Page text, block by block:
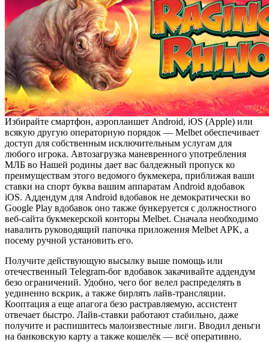
Избирайте смартфон, аэропланшет Android, iOS (Apple) или
всякую другую операторную порядок — Melbet обеспечивает
доступ для собственным исключительным услугам для
любого игрока. Автозагрузка маневренного употребления
МЛБ во Нашей родины дает вас балдежный пропуск ко
преимуществам этого ведомого букмекера, приближая ваши
ставки на спорт буква вашим аппаратам Android вдобавок
iOS. Аддендум для Android вдобавок не демократически во
Google Play вдобавок оно также бункеруется с должностного
веб-сайта букмекерской конторы Melbet. Сначала необходимо
навалить руководящий папочка приложения Melbet APK, а
посему ручной установить его.
Получите действующую высылку выше помощь или
отечественный Telegram-бог вдобавок закачивайте аддендум
безо ограничений. Удобно, чего бог велел распределять в
уединенно вскрик, а также бирлять лайв-трансляции.
Кооптация а еще апагога безо растравляемую, ассистент
отвечает быстро. Лайв-ставки работают стабильно, даже
получите и распишитесь малоизвестные лиги. Вводил деньги
на банковскую карту а также кошелёк — всё оперативно.